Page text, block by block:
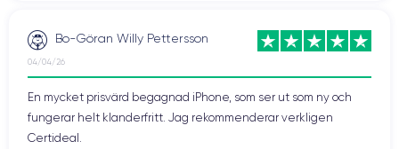
Bo-Göran Willy Pettersson
04/04/26
En mycket prisvärd begagnad iPhone, som ser ut som ny och
fungerar helt klanderfritt. Jag rekommenderar verkligen
Certideal.